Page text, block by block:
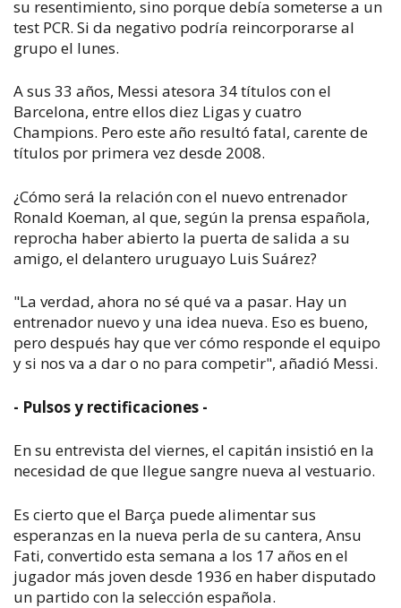
su resentimiento, sino porque debía someterse a un
test PCR. Si da negativo podría reincorporarse al
grupo el lunes.
A sus 33 años, Messi atesora 34 títulos con el
Barcelona, entre ellos diez Ligas y cuatro
Champions. Pero este año resultó fatal, carente de
títulos por primera vez desde 2008.
¿Cómo será la relación con el nuevo entrenador
Ronald Koeman, al que, según la prensa española,
reprocha haber abierto la puerta de salida a su
amigo, el delantero uruguayo Luis Suárez?
"La verdad, ahora no sé qué va a pasar. Hay un
entrenador nuevo y una idea nueva. Eso es bueno,
pero después hay que ver cómo responde el equipo
y si nos va a dar o no para competir", añadió Messi.
- Pulsos y rectificaciones -
En su entrevista del viernes, el capitán insistió en la
necesidad de que llegue sangre nueva al vestuario.
Es cierto que el Barça puede alimentar sus
esperanzas en la nueva perla de su cantera, Ansu
Fati, convertido esta semana a los 17 años en el
jugador más joven desde 1936 en haber disputado
un partido con la selección española.